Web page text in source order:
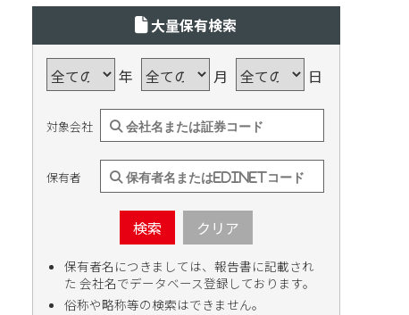
大量保有検索
年 月 日
対象会社
保有者
検索 クリア
保有者名につきましては、報告書に記載され
た 会社名でデータベース登録しております。
俗称や略称等の検索はできません。